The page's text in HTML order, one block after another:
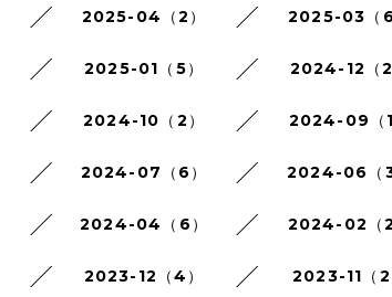
2025-04（2） 2025-03（6
2025-01（5） 2024-12（2
2024-10（2） 2024-09（1
2024-07（6） 2024-06（3
2024-04（6） 2024-02（2
2023-12（4） 2023-11（2